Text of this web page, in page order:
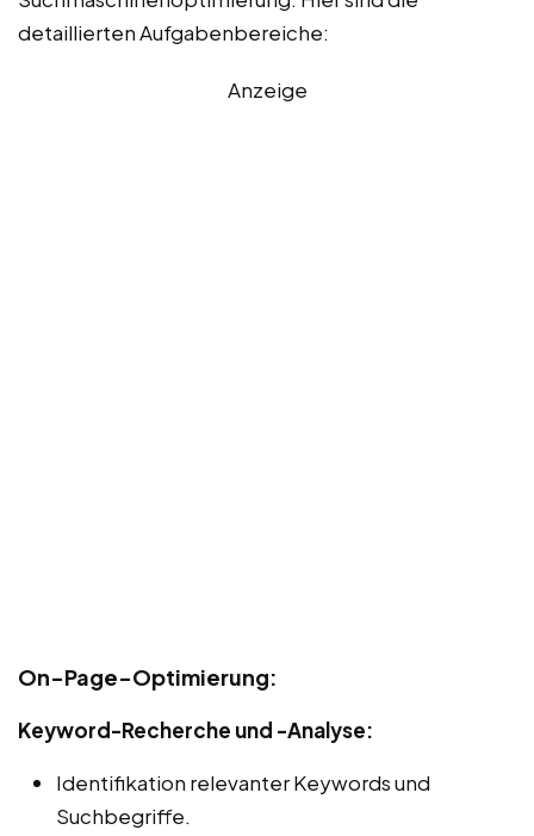
detaillierten Aufgabenbereiche:
Anzeige
On-Page-Optimierung:
Keyword-Recherche und -Analyse:
Identifikation relevanter Keywords und
Suchbegriffe.